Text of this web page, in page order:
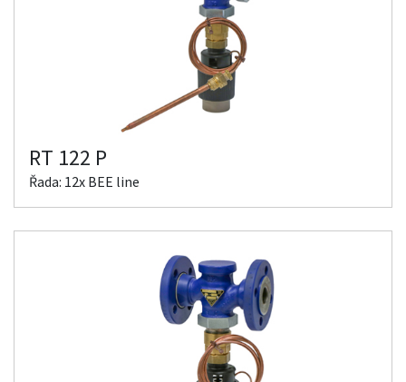
RT 122 P
Řada: 12x BEE line